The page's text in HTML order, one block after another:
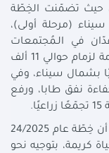
بنحو 40 مليار جنيه، حيث تضمّنت الخِطّة
(مرحلة أولى)،
لزمام حوالي 15 ألف فدّان في الـمُجتمعات
الجديدة في سيناء، وإنشاء شبكة الري العامة لزمام حوالي 11 ألف
و13 تجمّعًا زراعيًا بشمال سيناء، وفي
نفق طابا، ورفع
وفي مجال التنمية الريفيّة، أوضحت السعيد أن خِطّة عام 24/2025
كريمة، بتوجيه نحو